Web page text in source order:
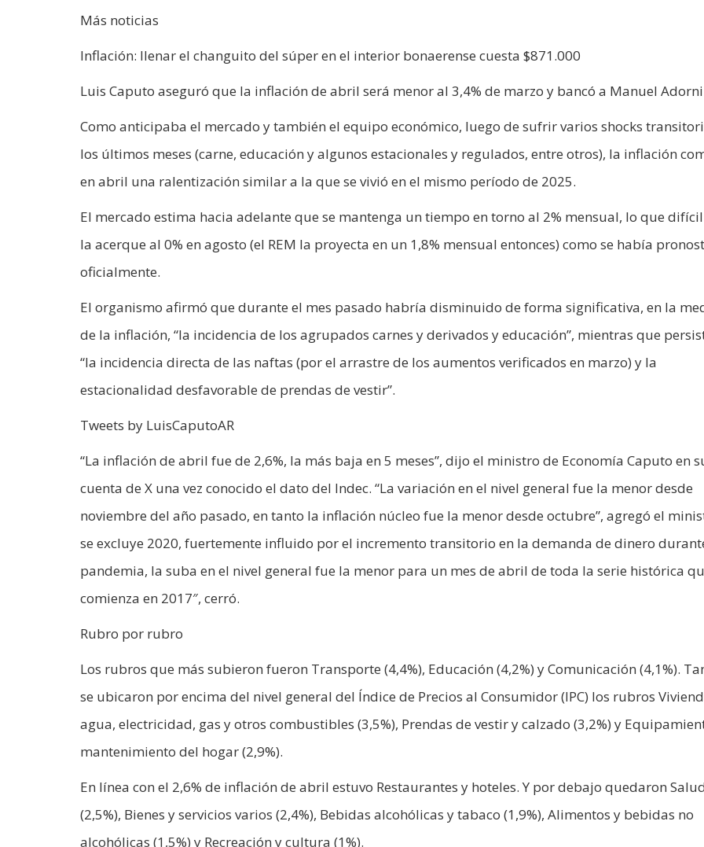
Más noticias
Inflación: llenar el changuito del súper en el interior bonaerense cuesta $871.000
Luis Caputo aseguró que la inflación de abril será menor al 3,4% de marzo y bancó a Manuel Adorni
Como anticipaba el mercado y también el equipo económico, luego de sufrir varios shocks
los últimos meses (carne, educación y algunos estacionales y regulados, entre otros), la inflación
en abril una ralentización similar a la que se vivió en el mismo período de 2025.
El mercado estima hacia adelante que se mantenga un tiempo en torno al 2% mensual, lo que
la acerque al 0% en agosto (el REM la proyecta en un 1,8% mensual entonces) como se había
oficialmente.
El organismo afirmó que durante el mes pasado habría disminuido de forma significativa, en la
de la inflación, “la incidencia de los agrupados carnes y derivados y educación”, mientras que
“la incidencia directa de las naftas (por el arrastre de los aumentos verificados en marzo) y la
estacionalidad desfavorable de prendas de vestir”.
Tweets by LuisCaputoAR
“La inflación de abril fue de 2,6%, la más baja en 5 meses”, dijo el ministro de Economía Caputo en
cuenta de X una vez conocido el dato del Indec. “La variación en el nivel general fue la menor desde
noviembre del año pasado, en tanto la inflación núcleo fue la menor desde octubre”, agregó el
se excluye 2020, fuertemente influido por el incremento transitorio en la demanda de dinero
pandemia, la suba en el nivel general fue la menor para un mes de abril de toda la serie histórica
comienza en 2017″, cerró.
Rubro por rubro
Los rubros que más subieron fueron Transporte (4,4%), Educación (4,2%) y Comunicación (4,1%).
se ubicaron por encima del nivel general del Índice de Precios al Consumidor (IPC) los rubros
agua, electricidad, gas y otros combustibles (3,5%), Prendas de vestir y calzado (3,2%) y
mantenimiento del hogar (2,9%).
En línea con el 2,6% de inflación de abril estuvo Restaurantes y hoteles. Y por debajo quedaron
(2,5%), Bienes y servicios varios (2,4%), Bebidas alcohólicas y tabaco (1,9%), Alimentos y bebidas no
alcohólicas (1,5%) y Recreación y cultura (1%).